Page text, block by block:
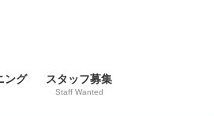
ング スタッフ募集
Staff Wanted